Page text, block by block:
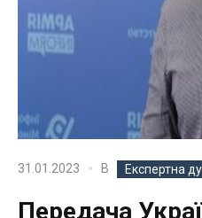
31.01.2023 В Експертна
Передача